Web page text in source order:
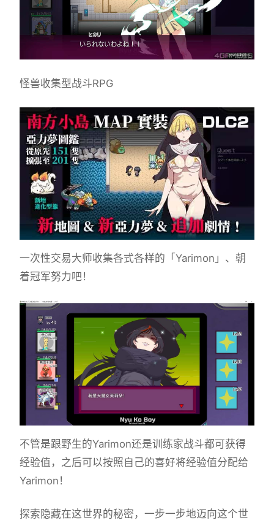
怪兽收集型战斗RPG
一次性交易大师收集各式各样的「Yarimon」、朝
着冠军努力吧！
不管是跟野生的Yarimon还是训练家战斗都可获得
经验值，之后可以按照自己的喜好将经验值分配给
Yarimon！
探索隐藏在这世界的秘密，一步一步地迈向这个世